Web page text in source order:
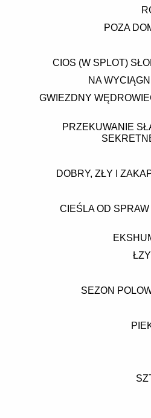
POZA
CIOS (W SPLOT)
NA
GWIEZDNY
PRZEKUWANIE
DOBRY, ZŁY I
CIEŚLA OD
SEZON